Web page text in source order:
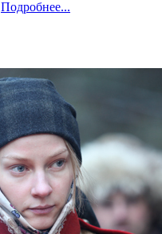
Подробнее...